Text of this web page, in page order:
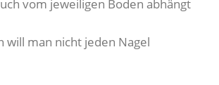
vom jeweiligen Boden abhängt
will man nicht jeden Nagel